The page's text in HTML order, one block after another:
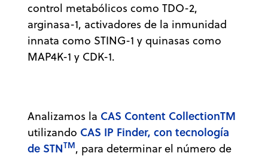
control metabólicos como TDO-2,
arginasa-1, activadores de la inmunidad
innata como STING-1 y quinasas como
MAP4K-1 y CDK-1.
Analizamos la CAS Content CollectionTM
utilizando CAS IP Finder, con tecnología
de STNTM, para determinar el número de